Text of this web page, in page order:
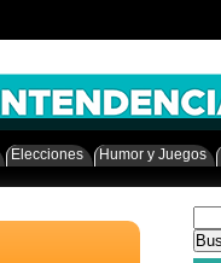
Elecciones Humor y Juegos